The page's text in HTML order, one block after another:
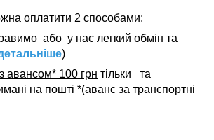
оплатити 2 способами:
або у нас легкий обмін та
)
з авансом* 100 грн тільки
та
на пошті *(аванс за транспортні